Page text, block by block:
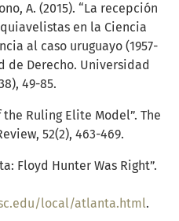
A. (2015). “La recepción
en la Ciencia
al caso uruguayo (1957-
de Derecho. Universidad
49-85.
the Ruling Elite Model”. The
52(2), 463-469.
Floyd Hunter Was Right”.
local/atlanta.html.